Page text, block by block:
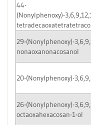
44-
(Nonylphenoxy)-
29-(Nonylphenoxy)-
nonaoxanonacosanol
20-(Nonylphenoxy)-
26-(Nonylphenoxy)-
octaoxahexacosan-1-ol